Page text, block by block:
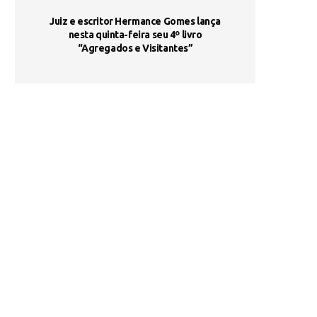
Juiz e escritor Hermance Gomes lança
nesta quinta-feira seu 4º livro
“Agregados e Visitantes”